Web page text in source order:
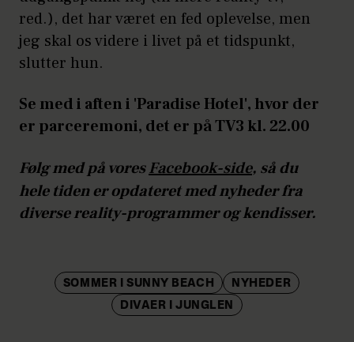
red.), det har været en fed oplevelse, men
jeg skal os videre i livet på et tidspunkt,
slutter hun.
Se med i aften i 'Paradise Hotel', hvor der
er parceremoni, det er på TV3 kl. 22.00
Følg med på voresFacebook-side, så du
hele tiden er opdateret med nyheder fra
diverse reality-programmer og kendisser.
SOMMER I SUNNY BEACH
NYHEDER
DIVAER I JUNGLEN